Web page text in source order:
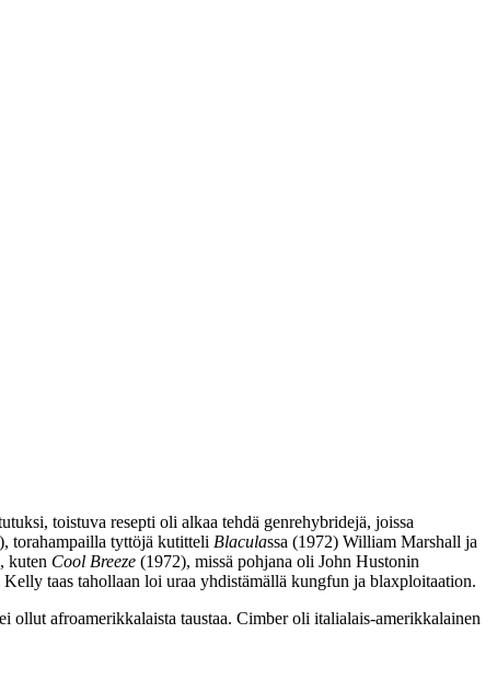
toistuva resepti oli alkaa tehdä genrehybridejä, joissa
torahampailla tyttöjä kutitteli Blaculassa (1972) William Marshall ja
kuten Cool Breeze (1972), missä pohjana oli John Hustonin
Kelly taas tahollaan loi uraa yhdistämällä kungfun ja blaxploitaation.
ollut afroamerikkalaista taustaa. Cimber oli italialais-amerikkalainen